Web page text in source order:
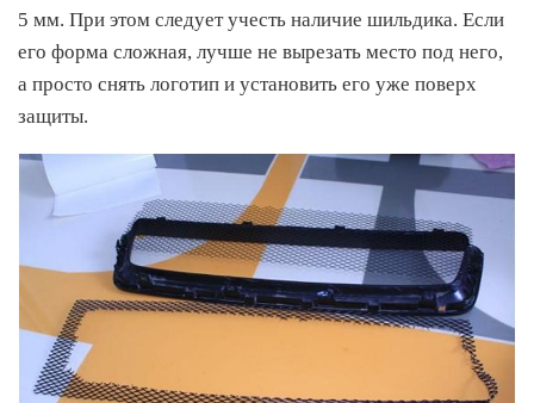
5 мм. При этом следует учесть наличие шильдика. Если
его форма сложная, лучше не вырезать место под него,
а просто снять логотип и установить его уже поверх
защиты.